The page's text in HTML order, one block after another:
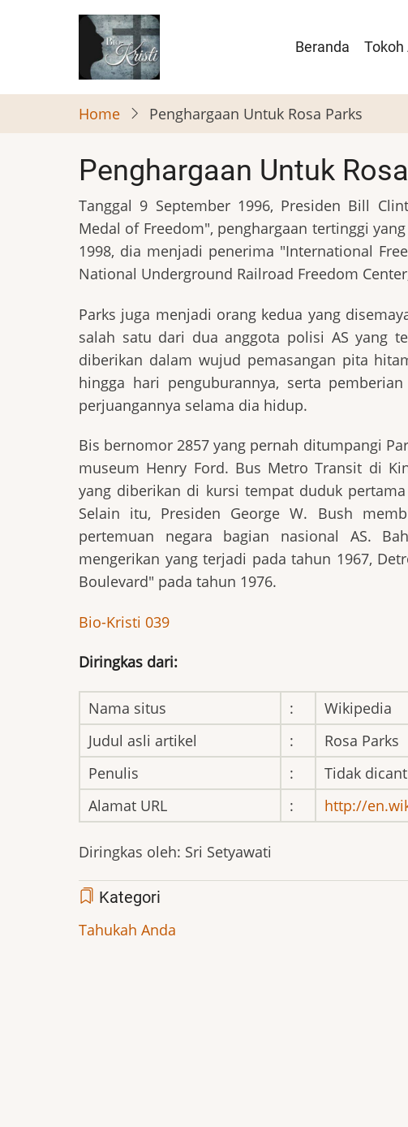
Main
Beranda Tokoh
Home Penghargaan Untuk Rosa Parks
Penghargaan Untuk
Tanggal 9 September 1996, Presiden Bill
Medal of Freedom", penghargaan tertinggi
1998, dia menjadi penerima "International
National Underground Railroad Freedom
Parks juga menjadi orang kedua yang
salah satu dari dua anggota polisi AS yang
diberikan dalam wujud pemasangan pita
hingga hari penguburannya, serta
perjuangannya selama dia hidup.
Bis bernomor 2857 yang pernah ditumpangi
museum Henry Ford. Bus Metro Transit di
yang diberikan di kursi tempat duduk
Selain itu, Presiden George W. Bush
pertemuan negara bagian nasional AS.
mengerikan yang terjadi pada tahun 1967,
Boulevard" pada tahun 1976.
Bio-Kristi 039
Diringkas dari:
Nama situs :
Wikipedia
Judul asli artikel
:
Rosa Parks
Penulis
:
Tidak
Alamat URL
: http://
Diringkas oleh: Sri Setyawati
Kategori
Tahukah Anda